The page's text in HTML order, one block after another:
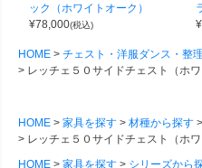
ック（ホワイトオーク）
¥78,000(税込)
¥
HOME チェスト・洋服ダンス・整
レッチェ５０サイドチェスト（ホワ
HOME 家具を探す 材種から探す
レッチェ５０サイドチェスト（ホワ
HOME
家具を探す シリーズから